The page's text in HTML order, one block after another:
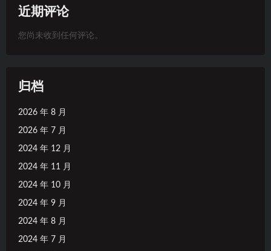
近期评论
您尚未收到任何评论。
归档
2026 年 8 月
2026 年 7 月
2024 年 12 月
2024 年 11 月
2024 年 10 月
2024 年 9 月
2024 年 8 月
2024 年 7 月